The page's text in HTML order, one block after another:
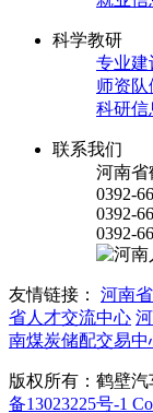
科学教研
专业建
师资队
科研信
联系我们
河南省
0392-
0392-
0392-
友情链接： 河南
省人才交流中心
南煤炭储配交易中
版权所有：鹤壁
备13023225号-1